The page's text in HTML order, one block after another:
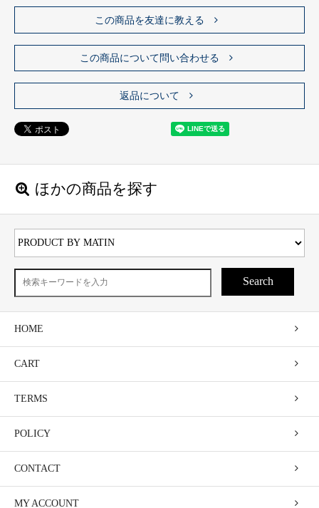
この商品を友達に教える
この商品について問い合わせる
返品について
ほかの商品を探す
Search
HOME
CART
TERMS
POLICY
CONTACT
MY ACCOUNT